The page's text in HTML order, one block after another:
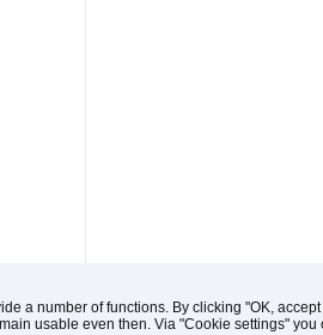
a number of functions. By clicking "OK,
usable even then. Via "Cookie settings"